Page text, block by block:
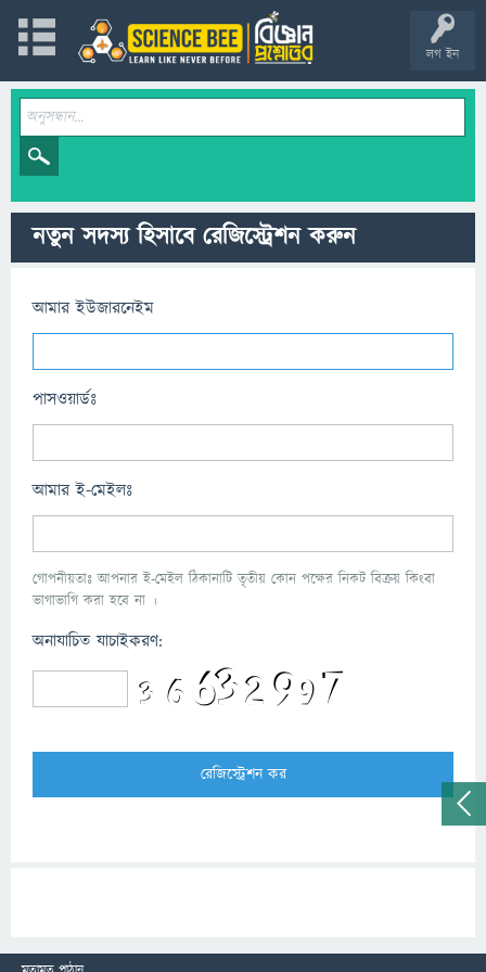
লগ ইন
নতুন সদস্য হিসাবে রেজিস্ট্রেশন করুন
আমার ইউজারনেইম
পাসওয়ার্ডঃ
আমার ই-মেইলঃ
গোপনীয়তাঃ আপনার ই-মেইল ঠিকানাটি তৃতীয় কোন পক্ষের নিকট বিক্রয় কিংবা
ভাগাভাগি করা হবে না ।
অনাযাচিত যাচাইকরণ: